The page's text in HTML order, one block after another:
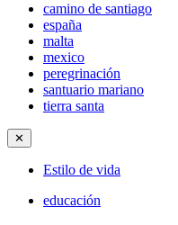
camino de santiago
españa
malta
mexico
peregrinación
santuario mariano
tierra santa
✕
Estilo de vida
educación